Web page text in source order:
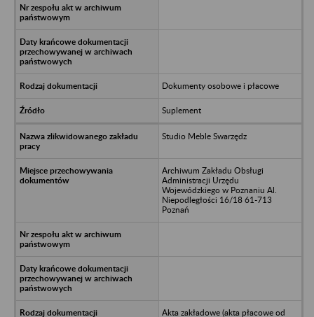
Dokumenty osobowe i płacowe
Suplement
Studio Meble Swarzędz
Archiwum Zakładu Obsługi
Administracji Urzędu
Wojewódzkiego w Poznaniu Al.
Niepodległości 16/18 61-713
Poznań
Akta zakładowe (akta płacowe od